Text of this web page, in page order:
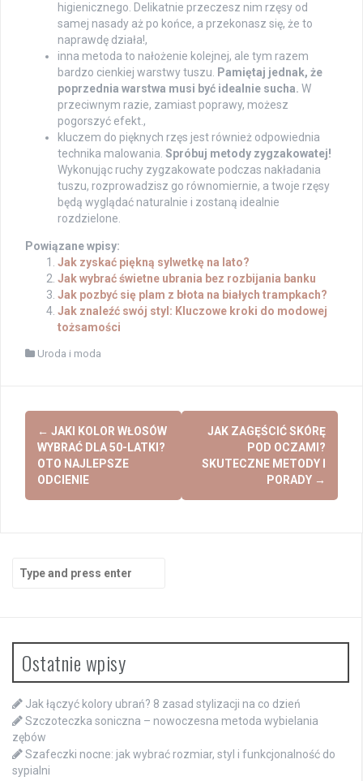
higienicznego. Delikatnie przeczesz nim rzęsy od
samej nasady aż po końce, a przekonasz się, że to
naprawdę działa!,
inna metoda to nałożenie kolejnej, ale tym razem
bardzo cienkiej warstwy tuszu.
Pamiętaj jednak, że
poprzednia warstwa musi być idealnie sucha. W
przeciwnym razie, zamiast poprawy, możesz
pogorszyć efekt.,
kluczem do pięknych rzęs jest również odpowiednia
technika malowania. Spróbuj metody zygzakowatej!
Wykonując ruchy zygzakowate podczas nakładania
tuszu, rozprowadzisz go równomiernie, a twoje rzęsy
będą wyglądać naturalnie i zostaną idealnie
rozdzielone.
Powiązane wpisy:
Jak zyskać piękną sylwetkę na lato?
Jak wybrać świetne ubrania bez rozbijania banku
Jak pozbyć się plam z błota na białych trampkach?
Jak znaleźć swój styl: Kluczowe kroki do modowej
tożsamości
Uroda i moda
Post
navigation
← JAKI KOLOR WŁOSÓW
WYBRAĆ DLA 50-LATKI?
OTO NAJLEPSZE
ODCIENIE
JAK ZAGĘŚCIĆ SKÓRĘ
POD OCZAMI?
SKUTECZNE METODY I
PORADY →
for:
Ostatnie wpisy
Jak łączyć kolory ubrań? 8 zasad stylizacji na co dzień
Szczoteczka soniczna – nowoczesna metoda wybielania
zębów
Szafeczki nocne: jak wybrać rozmiar, styl i funkcjonalność do
sypialni